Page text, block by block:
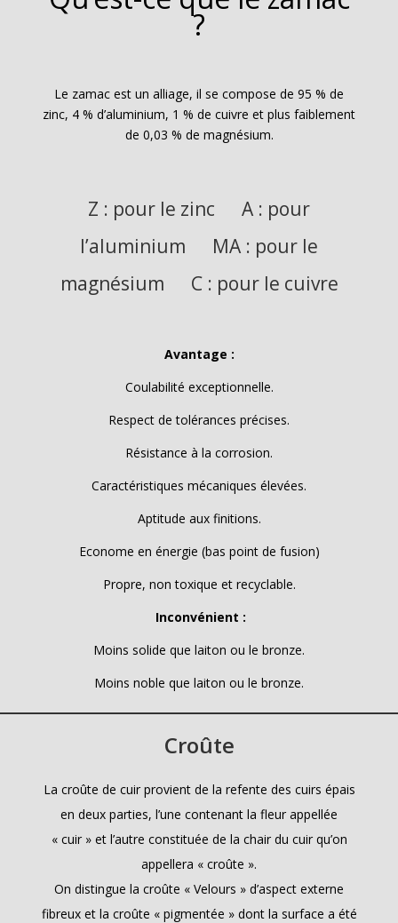
?
Le zamac est un alliage, il se compose de 95 % de
zinc, 4 % d’aluminium, 1 % de cuivre et plus faiblement
de 0,03 % de magnésium.
Z : pour le zinc A : pour
l’aluminium MA : pour le
magnésium C : pour le cuivre
Avantage :
Coulabilité exceptionnelle.
Respect de tolérances précises.
Résistance à la corrosion.
Caractéristiques mécaniques élevées.
Aptitude aux finitions.
Econome en énergie (bas point de fusion)
Propre, non toxique et recyclable.
Inconvénient :
Moins solide que laiton ou le bronze.
Moins noble que laiton ou le bronze.
Croûte
La croûte de cuir provient de la refente des cuirs épais
en deux parties, l’une contenant la fleur appellée
« cuir » et l’autre constituée de la chair du cuir qu’on
appellera « croûte ».
On distingue la croûte « Velours » d’aspect externe
fibreux et la croûte « pigmentée » dont la surface a été